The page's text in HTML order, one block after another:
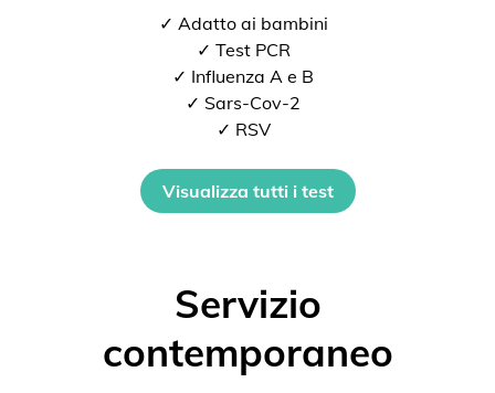
✓ Adatto ai bambini
✓ Test PCR
✓ Influenza A e B
✓ Sars-Cov-2
✓ RSV
Visualizza tutti i test
Servizio
contemporaneo